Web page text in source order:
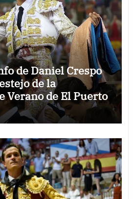
de Daniel Crespo
de la
Verano de El Puerto